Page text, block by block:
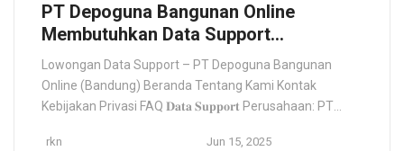
PT Depoguna Bangunan Online
Membutuhkan Data Support
Penempatan Bandung 2025 (Minimal
Lulusan SMA/SMK)
Lowongan Data Support – PT Depoguna Bangunan
Online (Bandung) Beranda Tentang Kami Kontak
Kebijakan Privasi FAQ 𝐃𝐚𝐭𝐚 𝐒𝐮𝐩𝐩𝐨𝐫𝐭 Perusahaan: PT
Barat Jenis Pekerjaan: Full-time Deskripsi Pekerjaan:
rkn Jun 15, 2025